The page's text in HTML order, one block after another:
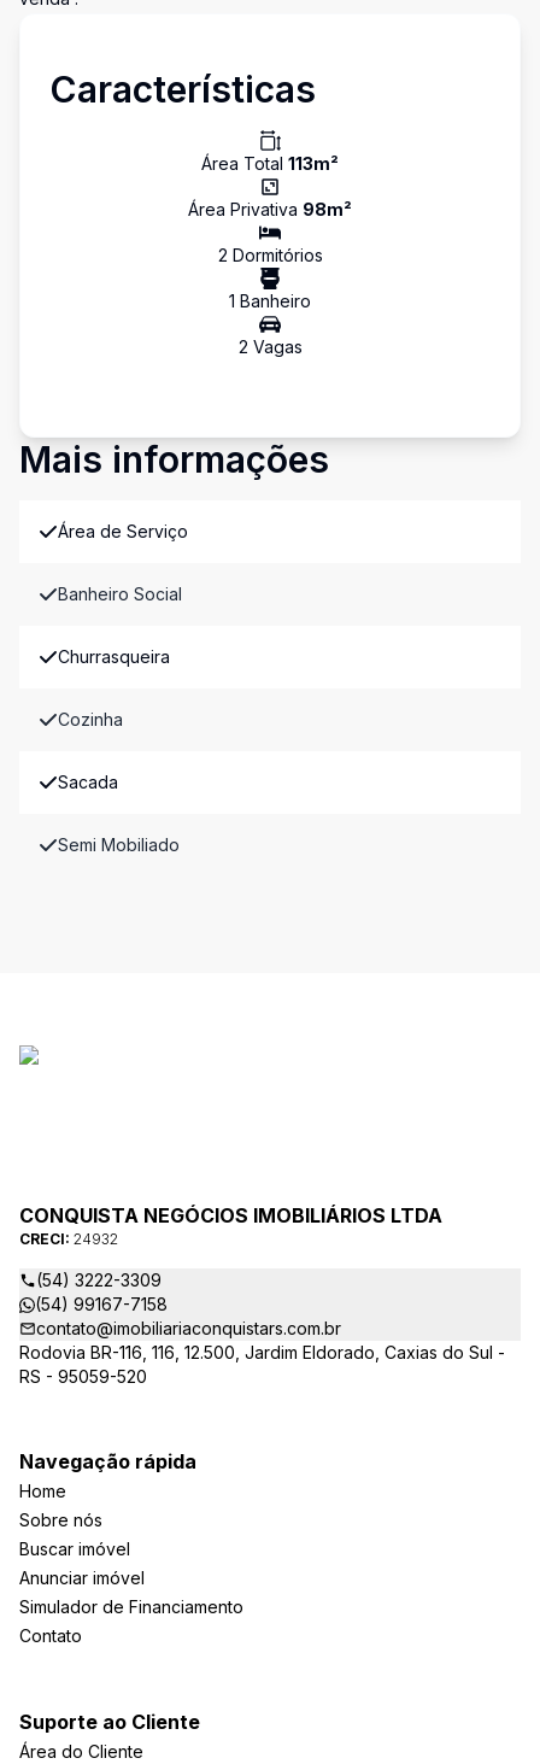
Características
Área Total 113m²
Área Privativa 98m²
2 Dormitórios
1 Banheiro
2 Vagas
Mais informações
Área de Serviço
Banheiro Social
Churrasqueira
Cozinha
Sacada
Semi Mobiliado
CONQUISTA NEGÓCIOS IMOBILIÁRIOS LTDA
CRECI: 24932
(54) 3222-3309
(54) 99167-7158
contato@imobiliariaconquistars.com.br
Rodovia BR-116, 116, 12.500, Jardim Eldorado, Caxias do Sul -
RS - 95059-520
Navegação rápida
Home
Sobre nós
Buscar imóvel
Anunciar imóvel
Simulador de Financiamento
Contato
Suporte ao Cliente
Área do Cliente